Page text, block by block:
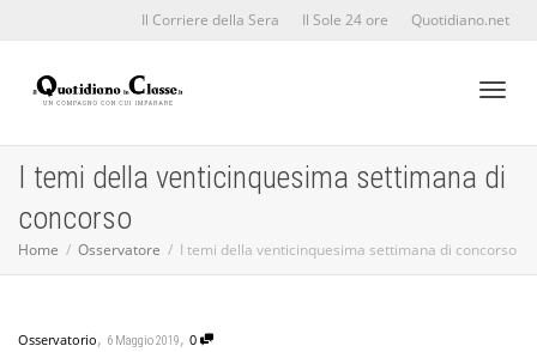
Il Corriere della Sera Il Sole 24 ore Quotidiano.net
I temi della venticinquesima settimana di
concorso
Home Osservatore I temi della venticinquesima settimana di concorso
Osservatorio, 6 Maggio 2019, 0